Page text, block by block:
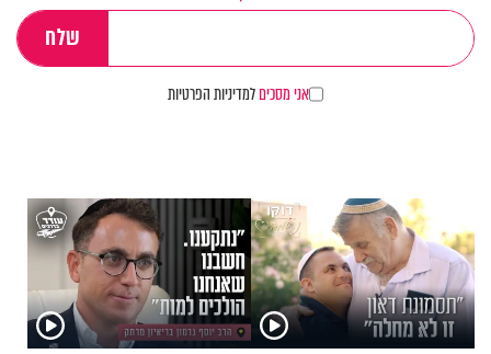
אני מסכיםלמדיניות הפרטיות